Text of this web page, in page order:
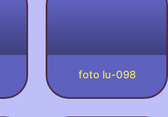
foto lu-098